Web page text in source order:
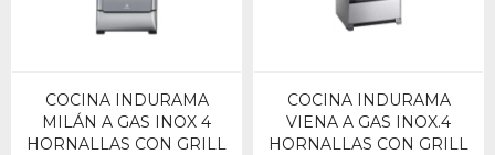
COCINA INDURAMA
MILÁN A GAS INOX 4
HORNALLAS CON GRILL
COCINA INDURAMA
VIENA A GAS INOX.4
HORNALLAS CON GRILL